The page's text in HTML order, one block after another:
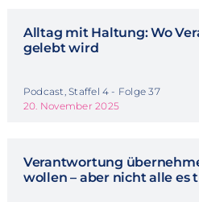
Alltag mit Haltung: Wo
gelebt wird
Podcast, Staffel 4 - Folge 37
20. November 2025
Verantwortung
wollen – aber nicht alle es